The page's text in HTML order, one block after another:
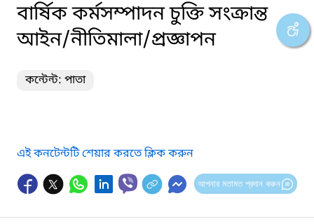
বার্ষিক কর্মসম্পাদন চুক্তি সংক্রান্ত
আইন/নীতিমালা/প্রজ্ঞাপন
কন্টেন্ট: পাতা
এই কনটেন্টটি শেয়ার করতে ক্লিক করুন
আপনার মতামত প্রদান করুন